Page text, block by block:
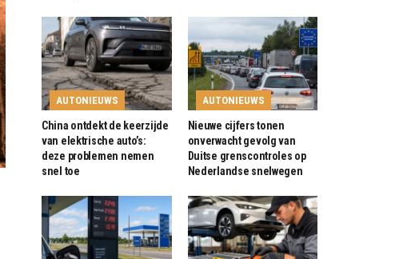
AUTONIEUWS
China ontdekt de keerzijde
van elektrische auto’s:
deze problemen nemen
snel toe
AUTONIEUWS
Nieuwe cijfers tonen
onverwacht gevolg van
Duitse grenscontroles op
Nederlandse snelwegen